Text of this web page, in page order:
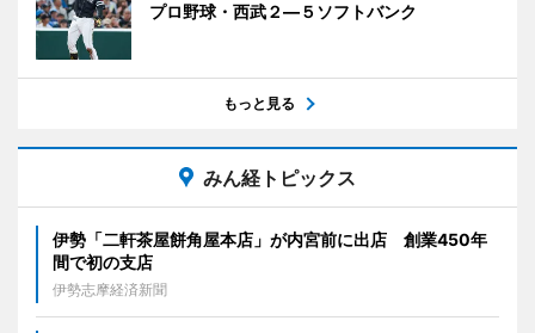
プロ野球・西武２―５ソフトバンク
もっと見る
みん経トピックス
伊勢「二軒茶屋餅角屋本店」が内宮前に出店 創業450年
間で初の支店
伊勢志摩経済新聞